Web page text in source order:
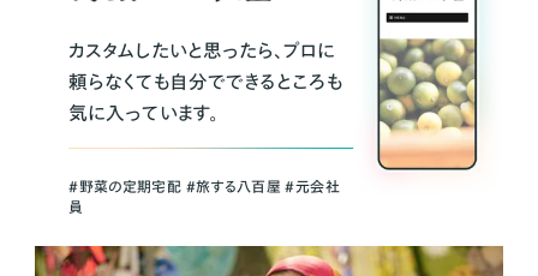
カスタムしたいと思ったら、プロに
頼らなくても自分でできるところも
気に入っています。
＃野菜の定期宅配 ＃旅する八百屋 ＃元会社
員